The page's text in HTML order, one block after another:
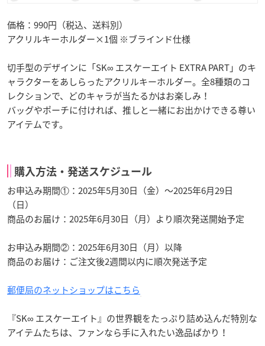
価格：990円（税込、送料別）
アクリルキーホルダー×1個 ※ブラインド仕様
切手型のデザインに「SK∞ エスケーエイト EXTRA PART」のキ
ャラクターをあしらったアクリルキーホルダー。全8種類のコ
レクションで、どのキャラが当たるかはお楽しみ！
バッグやポーチに付ければ、推しと一緒にお出かけできる尊い
アイテムです。
購入方法・発送スケジュール
お申込み期間①：2025年5月30日（金）～2025年6月29日
（日）
商品のお届け：2025年6月30日（月）より順次発送開始予定
お申込み期間②：2025年6月30日（月）以降
商品のお届け：ご注文後2週間以内に順次発送予定
郵便局のネットショップはこちら
『SK∞ エスケーエイト』の世界観をたっぷり詰め込んだ特別な
アイテムたちは、ファンなら手に入れたい逸品ばかり！